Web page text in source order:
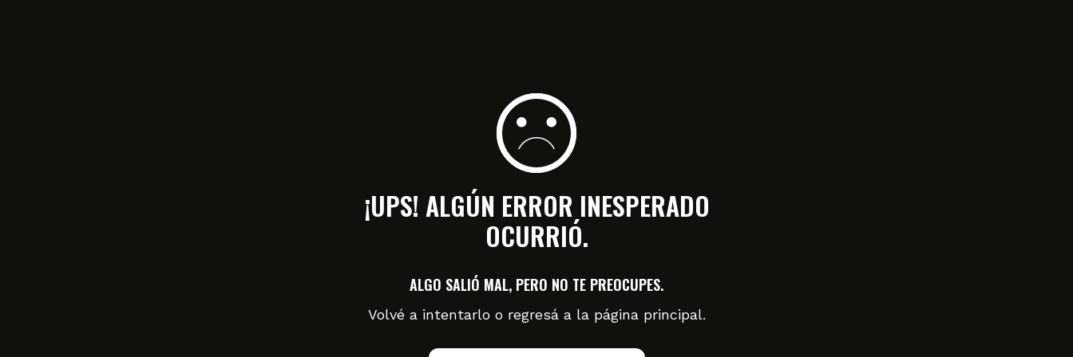
¡UPS! ALGÚN ERROR INESPERADO
OCURRIÓ.
ALGO SALIÓ MAL, PERO NO TE PREOCUPES.
Volvé a intentarlo o regresá a la página principal.